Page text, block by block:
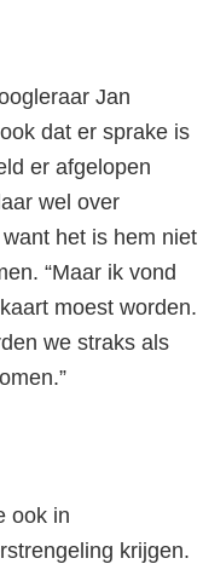
Jan
dat er sprake is
er afgelopen
wel over
het is hem niet
“Maar ik vond
moest worden.
we straks als
ook in
krijgen.